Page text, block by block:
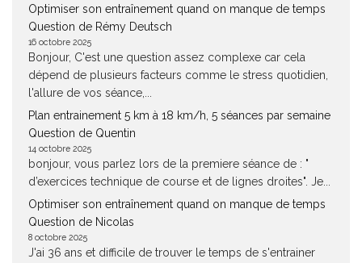
Optimiser son entraînement quand on manque de temps
Question de Rémy Deutsch
16 octobre 2025
Bonjour, C'est une question assez complexe car cela
dépend de plusieurs facteurs comme le stress quotidien,
l'allure de vos séance,...
Plan entrainement 5 km à 18 km/h, 5 séances par semaine
Question de Quentin
14 octobre 2025
bonjour, vous parlez lors de la premiere séance de : "
d’exercices technique de course et de lignes droites". Je...
Optimiser son entraînement quand on manque de temps
Question de Nicolas
8 octobre 2025
J'ai 36 ans et difficile de trouver le temps de s'entrainer